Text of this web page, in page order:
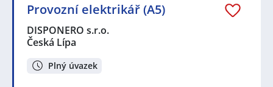
Provozní elektrikář (A5)
DISPONERO s.r.o.
Česká Lípa
Plný úvazek